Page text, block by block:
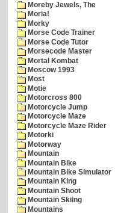
Moreby Jewels, The
Moria!
Morky
Morse Code Trainer
Morse Code Tutor
Morsecode Master
Mortal Kombat
Moscow 1993
Most
Motie
Motorcross 800
Motorcycle Jump
Motorcycle Maze
Motorcycle Maze Rider
Motorki
Motorway
Mountain
Mountain Bike
Mountain Bike Simulator
Mountain King
Mountain Shoot
Mountain Skiing
Mountains